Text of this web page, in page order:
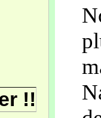
!!